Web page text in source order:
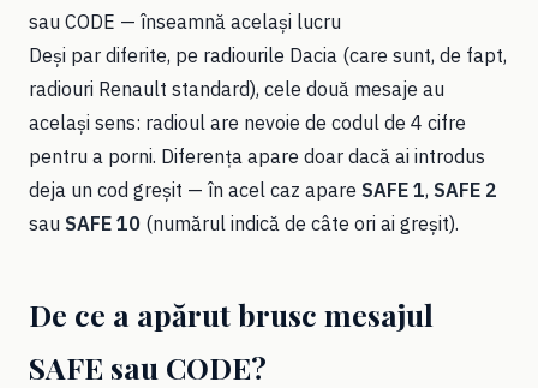
sau CODE — înseamnă același lucru
Deși par diferite, pe radiourile Dacia (care sunt, de fapt,
radiouri Renault standard), cele două mesaje au
același sens: radioul are nevoie de codul de 4 cifre
pentru a porni. Diferența apare doar dacă ai introdus
deja un cod greșit — în acel caz apare SAFE 1, SAFE 2
sau SAFE 10 (numărul indică de câte ori ai greșit).
De ce a apărut brusc mesajul
SAFE sau CODE?